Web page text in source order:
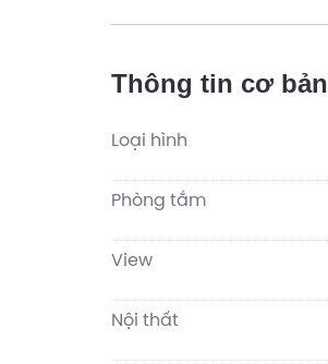
Thông tin cơ bản
Loại hình
Phòng tắm
View
Nội thất